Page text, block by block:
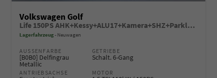
Volkswagen Golf
Life 150PS AHK+Kessy+ALU17+Kamera+SHZ+Parklenk+Alarm
Lagerfahrzeug Neuwagen
AUSSENFARBE
[B0B0] Delfingrau
Metallic
GETRIEBE
Schalt. 6-Gang
ANTRIEBSACHSE MOTOR